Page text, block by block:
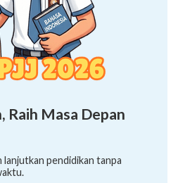
Raih Masa Depan
lanjutkan pendidikan tanpa